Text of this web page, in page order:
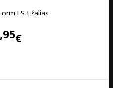
LS t.žalias
95€